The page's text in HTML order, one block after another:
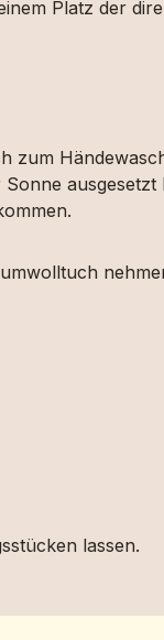
Platz der
zum
lassen.